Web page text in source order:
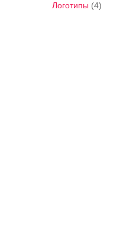
Логотипы (4)